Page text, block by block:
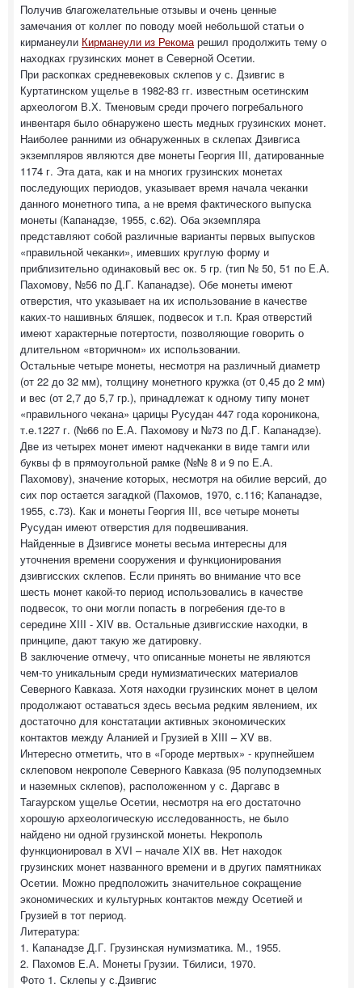
Получив благожелательные отзывы и очень ценные
замечания от коллег по поводу моей небольшой статьи о
кирманеули Кирманеули из Рекомарешил продолжить тему о
находках грузинских монет в Северной Осетии.
При раскопках средневековых склепов у с. Дзивгис в
Куртатинском ущелье в 1982-83 гг. известным осетинским
археологом В.Х. Тменовым среди прочего погребального
инвентаря было обнаружено шесть медных грузинских монет.
Наиболее ранними из обнаруженных в склепах Дзивгиса
экземпляров являются две монеты Георгия III, датированные
1174 г. Эта дата, как и на многих грузинских монетах
последующих периодов, указывает время начала чеканки
данного монетного типа, а не время фактического выпуска
монеты (Капанадзе, 1955, с.62). Оба экземпляра
представляют собой различные варианты первых выпусков
«правильной чеканки», имевших круглую форму и
приблизительно одинаковый вес ок. 5 гр. (тип № 50, 51 по Е.А.
Пахомову, №56 по Д.Г. Капанадзе). Обе монеты имеют
отверстия, что указывает на их использование в качестве
каких-то нашивных бляшек, подвесок и т.п. Края отверстий
имеют характерные потертости, позволяющие говорить о
длительном «вторичном» их использовании.
Остальные четыре монеты, несмотря на различный диаметр
(от 22 до 32 мм), толщину монетного кружка (от 0,45 до 2 мм)
и вес (от 2,7 до 5,7 гр.), принадлежат к одному типу монет
«правильного чекана» царицы Русудан 447 года короникона,
т.е.1227 г. (№66 по Е.А. Пахомову и №73 по Д.Г. Капанадзе).
Две из четырех монет имеют надчеканки в виде тамги или
буквы ф в прямоугольной рамке (№№ 8 и 9 по Е.А.
Пахомову), значение которых, несмотря на обилие версий, до
сих пор остается загадкой (Пахомов, 1970, с.116; Капанадзе,
1955, с.73). Как и монеты Георгия III, все четыре монеты
Русудан имеют отверстия для подвешивания.
Найденные в Дзивгисе монеты весьма интересны для
уточнения времени сооружения и функционирования
дзивгисских склепов. Если принять во внимание что все
шесть монет какой-то период использовались в качестве
подвесок, то они могли попасть в погребения где-то в
середине XIII - XIV вв. Остальные дзивгисские находки, в
принципе, дают такую же датировку.
В заключение отмечу, что описанные монеты не являются
чем-то уникальным среди нумизматических материалов
Северного Кавказа. Хотя находки грузинских монет в целом
продолжают оставаться здесь весьма редким явлением, их
достаточно для констатации активных экономических
контактов между Аланией и Грузией в XIII – XV вв.
Интересно отметить, что в «Городе мертвых» - крупнейшем
склеповом некрополе Северного Кавказа (95 полуподземных
и наземных склепов), расположенном у с. Даргавс в
Тагаурском ущелье Осетии, несмотря на его достаточно
хорошую археологическую исследованность, не было
найдено ни одной грузинской монеты. Некрополь
функционировал в XVI – начале XIX вв. Нет находок
грузинских монет названного времени и в других памятниках
Осетии. Можно предположить значительное сокращение
экономических и культурных контактов между Осетией и
Грузией в тот период.
Литература:
1. Капанадзе Д.Г. Грузинская нумизматика. М., 1955.
2. Пахомов Е.А. Монеты Грузии. Тбилиси, 1970.
Фото 1. Склепы у с.Дзивгис